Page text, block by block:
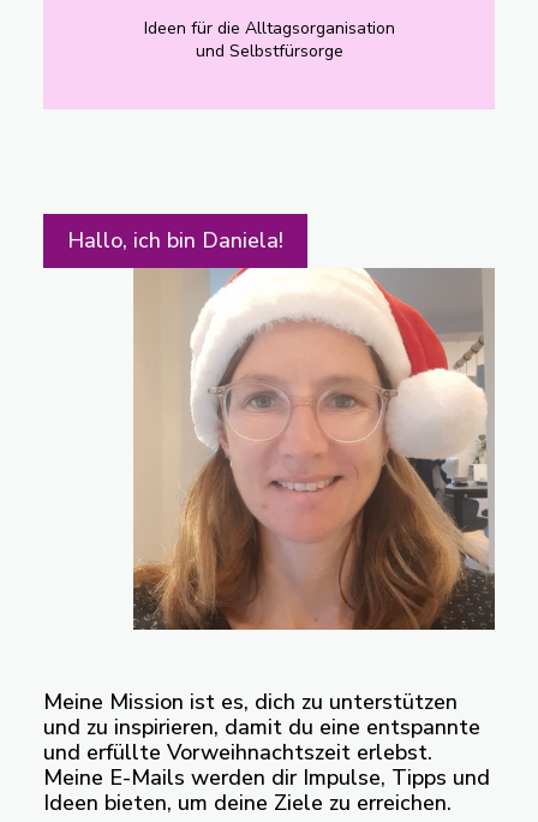
Ideen für die Alltagsorganisation
und Selbstfürsorge​
Hallo, ich bin Daniela!
Meine Mission ist es, dich zu unterstützen
und zu inspirieren, damit du eine entspannte
und erfüllte Vorweihnachtszeit erlebst.
Meine E-Mails werden dir Impulse, Tipps und
Ideen bieten, um deine Ziele zu erreichen.